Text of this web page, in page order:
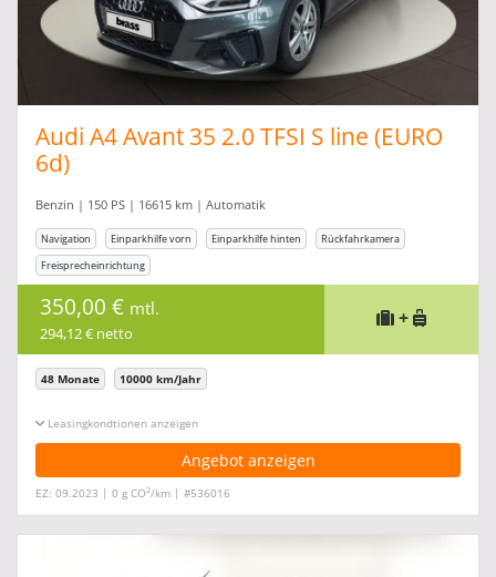
Audi A4 Avant 35 2.0 TFSI S line (EURO
6d)
Benzin | 150 PS | 16615 km | Automatik
Navigation Einparkhilfe vorn Einparkhilfe hinten
Rückfahrkamera
Freisprecheinrichtung
350,00 € mtl.
294,12 € netto
+
48 Monate 10000 km/Jahr
Leasingkonditionen ein-/ausblenden
Angebot anzeigen
EZ: 09.2023 | 0 g CO2/km | #536016